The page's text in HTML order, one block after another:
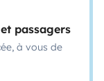
passagers
à vous de